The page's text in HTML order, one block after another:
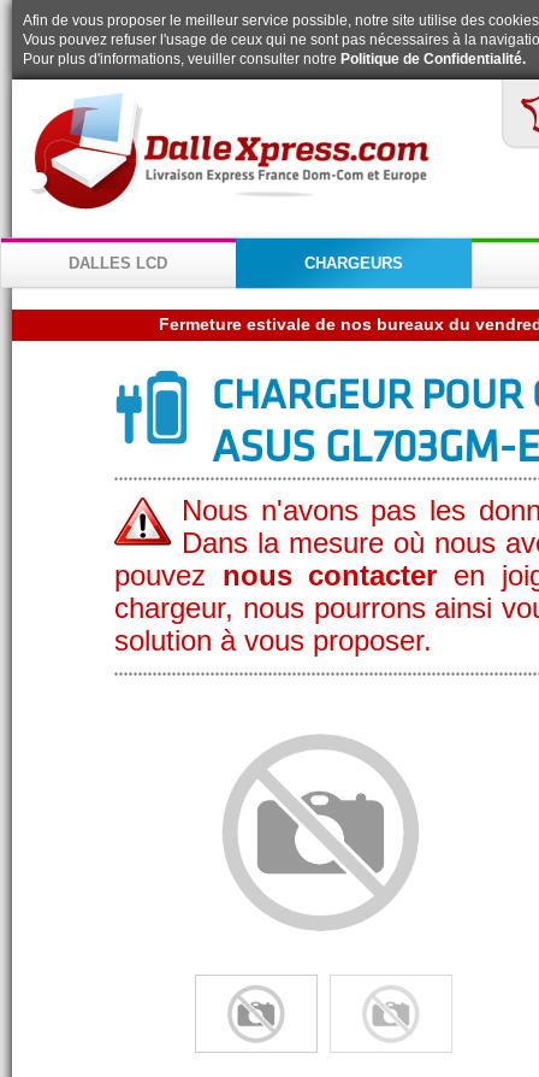
Afin de vous proposer le meilleur service possible, notre site utilise des
Vous pouvez refuser l'usage de ceux qui ne sont pas nécessaires à la
Pour plus d'informations, veuiller consulter notre Politique de Confidentialité.
DALLES LCD CHARGEURS
CHARGEUR
ASUS GL703GM-
Nous n'avons pas les
Dans la mesure où nous
pouvez nous contacter en
chargeur, nous pourrons ainsi
solution à vous proposer.